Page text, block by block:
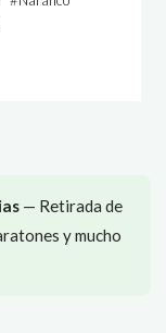
— Retirada de
y mucho